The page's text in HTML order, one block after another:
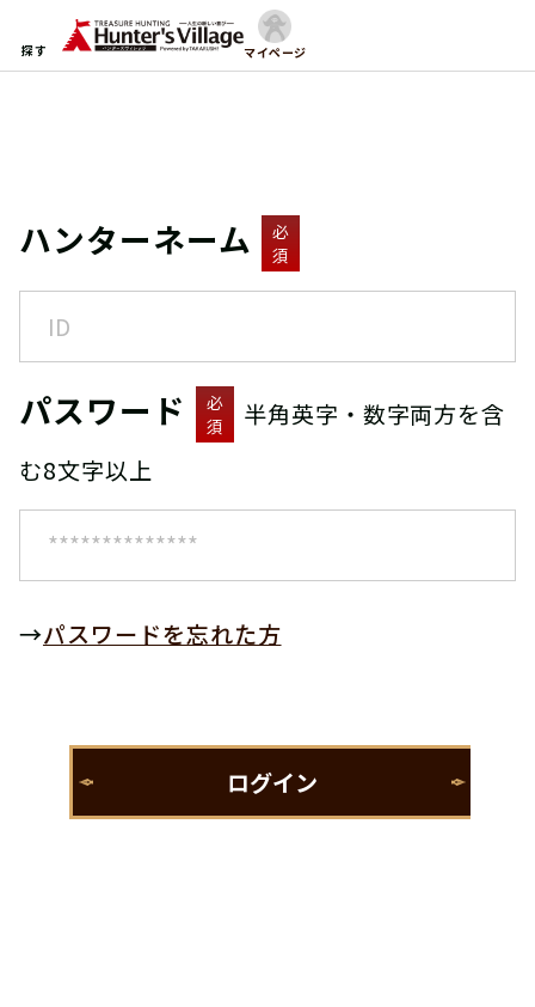
探す マイページ
ハンターネーム
必
須
パスワード
必
須
半角英字・数字両方を含
む8文字以上
→パスワードを忘れた方